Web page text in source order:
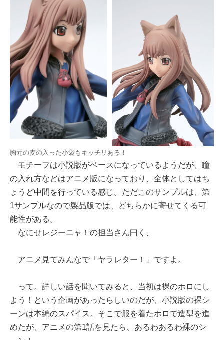
胸元の麦の入った小袋もキッチリある！
モチーフは小説版がベースになっているようだが、瞳
の入れ方などはアニメ版になっており、全体としてはち
ょうど中間を行っている感じ。ただこのサンプルは、第
1サンプルなので製品版では、どちらかに寄せてくる可
能性がある。
なにせレジーニャ！の担当さん曰く、
アニメ見てみんなで「ヤラレター！」ですよ。
って。詳しい話を聞いてみると、当初は裸のホロにし
よう！という企画があったらしいのだが、小説版の裸シ
ーンは本編のスパイス。そこで服を着たホロで造型を進
めたが、アニメの第1話を見たら、あるわあるわ裸のシ